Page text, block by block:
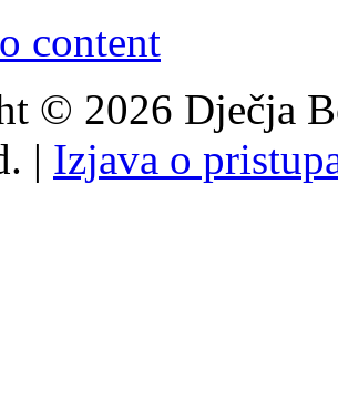
content
© 2026 Dječja
| Izjava o